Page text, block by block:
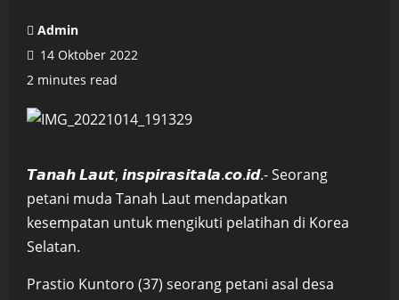
Admin
14 Oktober 2022
2 minutes read
𝙏𝙖𝙣𝙖𝙝 𝙇𝙖𝙪𝙩, 𝙞𝙣𝙨𝙥𝙞𝙧𝙖𝙨𝙞𝙩𝙖𝙡𝙖.𝙘𝙤.𝙞𝙙.- Seorang
petani muda Tanah Laut mendapatkan
kesempatan untuk mengikuti pelatihan di Korea
Selatan.
Prastio Kuntoro (37) seorang petani asal desa